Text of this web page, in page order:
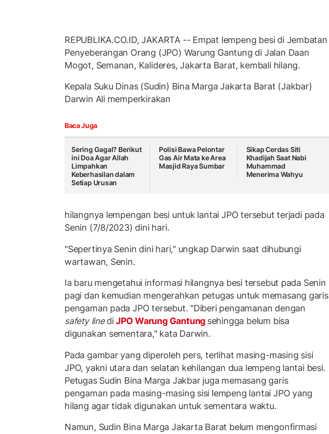
REPUBLIKA.CO.ID, JAKARTA -- Empat lempeng besi di Jembatan
Penyeberangan Orang (JPO) Warung Gantung di Jalan Daan
Mogot, Semanan, Kalideres, Jakarta Barat, kembali hilang.
Kepala Suku Dinas (Sudin) Bina Marga Jakarta Barat (Jakbar)
Darwin Ali memperkirakan
Baca Juga
Sering Gagal? Berikut
ini Doa Agar Allah
Limpahkan
Keberhasilan dalam
Setiap Urusan
Polisi Bawa Pelontar
Gas Air Mata ke Area
Masjid Raya Sumbar
Sikap Cerdas Siti
Khadijah Saat Nabi
Muhammad
Menerima Wahyu
hilangnya lempengan besi untuk lantai JPO tersebut terjadi pada
Senin (7/8/2023) dini hari.
"Sepertinya Senin dini hari," ungkap Darwin saat dihubungi
wartawan, Senin.
Ia baru mengetahui informasi hilangnya besi tersebut pada Senin
pagi dan kemudian mengerahkan petugas untuk memasang garis
pengaman pada JPO tersebut. "Diberi pengamanan dengan
safety linediJPO Warung Gantung sehingga belum bisa
digunakan sementara," kata Darwin.
Pada gambar yang diperoleh pers, terlihat masing-masing sisi
JPO, yakni utara dan selatan kehilangan dua lempeng lantai besi.
Petugas Sudin Bina Marga Jakbar juga memasang garis
pengaman pada masing-masing sisi lempeng lantai JPO yang
hilang agar tidak digunakan untuk sementara waktu.
Namun, Sudin Bina Marga Jakarta Barat belum mengonfirmasi